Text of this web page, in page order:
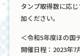
タンプ取得数に応
加ください。
＜令和5年度ほの国
開催日程：2023年7